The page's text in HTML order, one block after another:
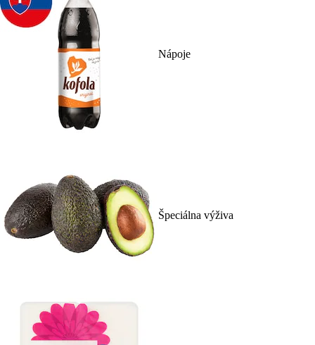
Nápoje
Špeciálna výživa